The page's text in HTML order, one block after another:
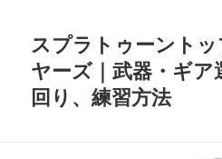
スプラトゥーント
ヤーズ｜武器・ギア
回り、練習方法